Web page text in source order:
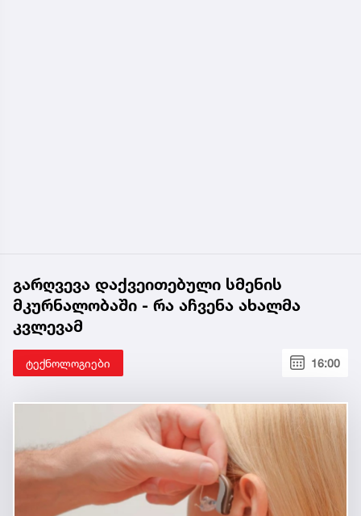
გარღვევა დაქვეითებული სმენის
მკურნალობაში - რა აჩვენა ახალმა
კვლევამ
ტექნოლოგიები 16:00